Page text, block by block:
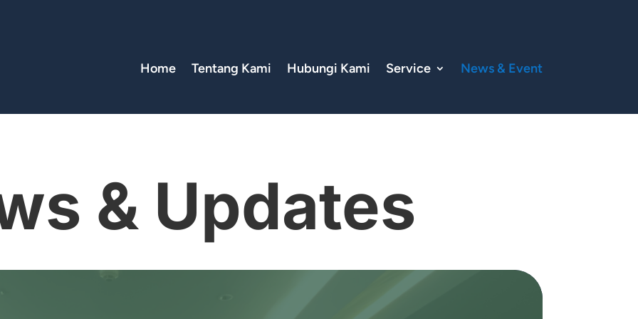
Home Tentang Kami Hubungi Kami Service News & Event
& Updates